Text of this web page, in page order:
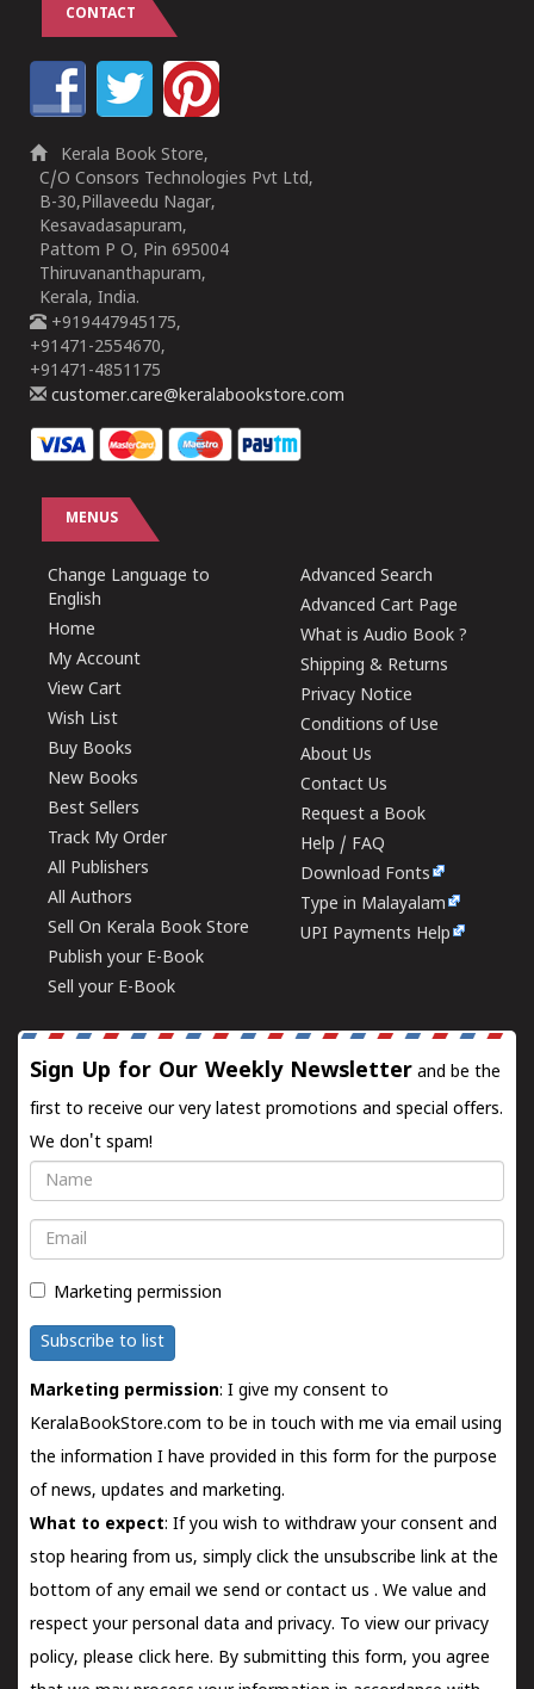
CONTACT
Kerala Book Store,
C/O Consors Technologies Pvt Ltd,
B-30,Pillaveedu Nagar,
Kesavadasapuram,
Pattom P O, Pin 695004
Thiruvananthapuram,
Kerala, India.
+919447945175,
+91471-2554670,
+91471-4851175
customer.care@keralabookstore.com
MENUS
Change Language to
English
Home
My Account
View Cart
Wish List
Buy Books
New Books
Best Sellers
Track My Order
All Publishers
All Authors
Sell On Kerala Book Store
Publish your E-Book
Sell your E-Book
Advanced Search
Advanced Cart Page
What is Audio Book ?
Shipping & Returns
Privacy Notice
Conditions of Use
About Us
Contact Us
Request a Book
Help / FAQ
Download Fonts
Type in Malayalam
UPI Payments Help
Sign Up for Our Weekly Newsletter and be the
first to receive our very latest promotions and special offers.
We don't spam!
Name
Email
Marketing permission
Subscribe to list
Marketing permission: I give my consent to
KeralaBookStore.com to be in touch with me via email using
the information I have provided in this form for the purpose
of news, updates and marketing.
What to expect: If you wish to withdraw your consent and
stop hearing from us, simply click the unsubscribe link at the
bottom of any email we send orcontact us . We value and
respect your personal data and privacy. To view our privacy
policy, please click here. By submitting this form, you agree